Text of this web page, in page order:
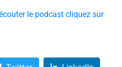
le podcast cliquez sur